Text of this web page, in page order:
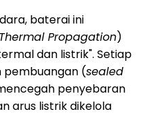
baterai ini
Propagation)
dan listrik". Setiap
pembuangan (sealed
penyebaran
arus listrik dikelola